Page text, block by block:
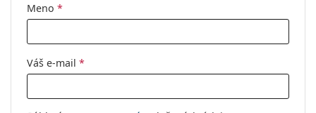
Kód:
GG1817O 001 55
Meno *
Váš e-mail *